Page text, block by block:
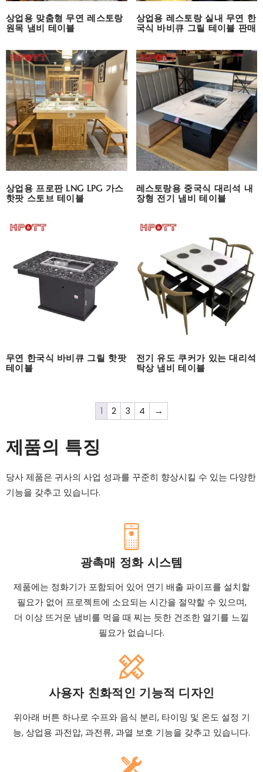
상업용 맞춤형 무연 레스토랑
원목 냄비 테이블
상업용 레스토랑 실내 무연 한
국식 바비큐 그릴 테이블 판매
상업용 프로판 LNG LPG 가스
핫팟 스토브 테이블
레스토랑용 중국식 대리석 내
장형 전기 냄비 테이블
무연 한국식 바비큐 그릴 핫팟
테이블
전기 유도 쿠커가 있는 대리석
탁상 냄비 테이블
1 2 3 4 →
제품의 특징
당사 제품은 귀사의 사업 성과를 꾸준히 향상시킬 수 있는 다양한
기능을 갖추고 있습니다.
광촉매 정화 시스템
제품에는 정화기가 포함되어 있어 연기 배출 파이프를 설치할
필요가 없어 프로젝트에 소요되는 시간을 절약할 수 있으며,
더 이상 뜨거운 냄비를 먹을 때 찌는 듯한 건조한 열기를 느낄
필요가 없습니다.
사용자 친화적인 기능적 디자인
위아래 버튼 하나로 수프와 음식 분리, 타이밍 및 온도 설정 기
능, 상업용 과전압, 과전류, 과열 보호 기능을 갖추고 있습니다.